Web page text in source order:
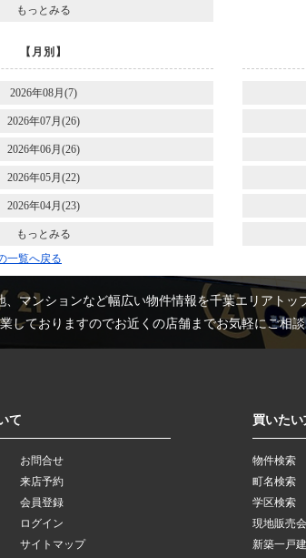
もっとみる
【月別】
2026年08月(7)
2026年07月(26)
2026年06月(26)
2026年05月(22)
2026年04月(23)
もっとみる
一覧へ戻る
、マンションなど幅広い物件情報を千葉エリアトッ
しておりますのでお近くの店舗までお気軽にご
て
お問合せ
来店予約
会員登録
ログイン
サイトマップ
買いたい
物件検索
町名検索
学区検索
現地販売会
新築一戸